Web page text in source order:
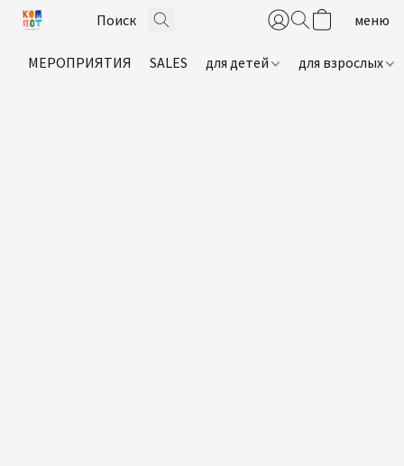
МЕРОПРИЯТИЯ SALES для детей для взрослых